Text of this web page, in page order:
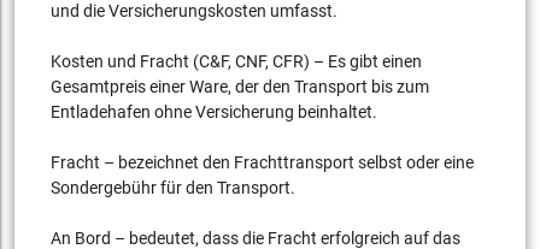
und die Versicherungskosten umfasst.
Kosten und Fracht (C&F, CNF, CFR) – Es gibt einen
Gesamtpreis einer Ware, der den Transport bis zum
Entladehafen ohne Versicherung beinhaltet.
Fracht – bezeichnet den Frachttransport selbst oder eine
Sondergebühr für den Transport.
An Bord – bedeutet, dass die Fracht erfolgreich auf das